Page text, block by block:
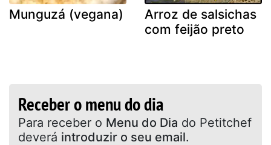
Munguzá (vegana)
Arroz de salsichas
com feijão preto
Receber o menu do dia
Para receber o Menu do Dia do Petitchef
deverá introduzir o seu email.